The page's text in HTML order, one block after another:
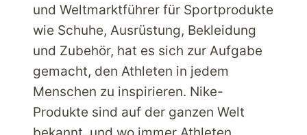
und Weltmarktführer für Sportprodukte
wie Schuhe, Ausrüstung, Bekleidung
und Zubehör, hat es sich zur Aufgabe
gemacht, den Athleten in jedem
Menschen zu inspirieren. Nike-
Produkte sind auf der ganzen Welt